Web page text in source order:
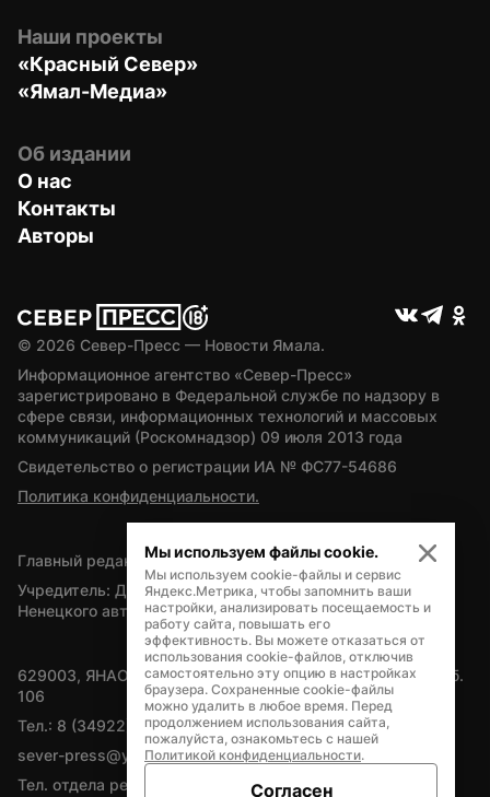
Наши проекты
«Красный Север»
«Ямал-Медиа»
Об издании
О нас
Контакты
Авторы
© 2026 Север-Пресс — Новости Ямала.
Информационное агентство «Север-Пресс»
зарегистрировано в Федеральной службе по надзору в
сфере связи, информационных технологий и массовых
коммуникаций (Роскомнадзор) 09 июля 2013 года
Свидетельство о регистрации ИА № ФС77-54686
Политика конфиденциальности.
Главный редактор — А.Л. Поздеев
Учредитель: Департамент внутренней политики Ямало-
Ненецкого автономного округа
629003, ЯНАО, Салехард, мкр. Богдана Кнунянца, д.1, каб.
106
Тел.: 8 (34922) 71262
sever-press@yamal-media.ru
Тел. отдела рекламы: 8 (34922) 42728
Мы используем файлы cookie.
Мы используем cookie-файлы и сервис
Яндекс.Метрика, чтобы запомнить ваши
настройки, анализировать посещаемость и
работу сайта, повышать его
эффективность. Вы можете отказаться от
использования cookie-файлов, отключив
самостоятельно эту опцию в настройках
браузера. Сохраненные cookie-файлы
можно удалить в любое время. Перед
продолжением использования сайта,
пожалуйста, ознакомьтесь с нашей
Политикой конфиденциальности.
Согласен